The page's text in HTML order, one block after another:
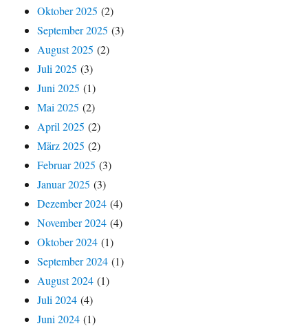
Oktober 2025 (2)
September 2025 (3)
August 2025 (2)
Juli 2025 (3)
Juni 2025 (1)
Mai 2025 (2)
April 2025 (2)
März 2025 (2)
Februar 2025 (3)
Januar 2025 (3)
Dezember 2024 (4)
November 2024 (4)
Oktober 2024 (1)
September 2024 (1)
August 2024 (1)
Juli 2024 (4)
Juni 2024 (1)